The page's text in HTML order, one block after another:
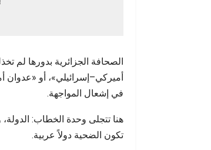
الصحافة الجزائرية بدورها لم
أميركي–إسرائيلي»، أو
في إشعال المواجهة.
هنا تتجلى وحدة الخطاب: الدولة،
تكون الضحية دولاً عربية.